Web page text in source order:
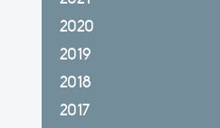
2020
2019
2018
2017